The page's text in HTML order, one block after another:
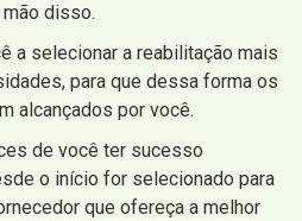
disso.
a selecionar a reabilitação mais
para que dessa forma os
alcançados por você.
de você ter sucesso
o início for selecionado para
que ofereça a melhor